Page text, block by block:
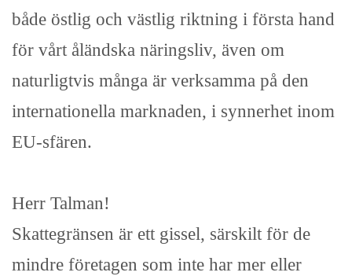
både östlig och västlig riktning i första hand
för vårt åländska näringsliv, även om
naturligtvis många är verksamma på den
internationella marknaden, i synnerhet inom
EU-sfären.
Herr Talman!
Skattegränsen är ett gissel, särskilt för de
mindre företagen som inte har mer eller